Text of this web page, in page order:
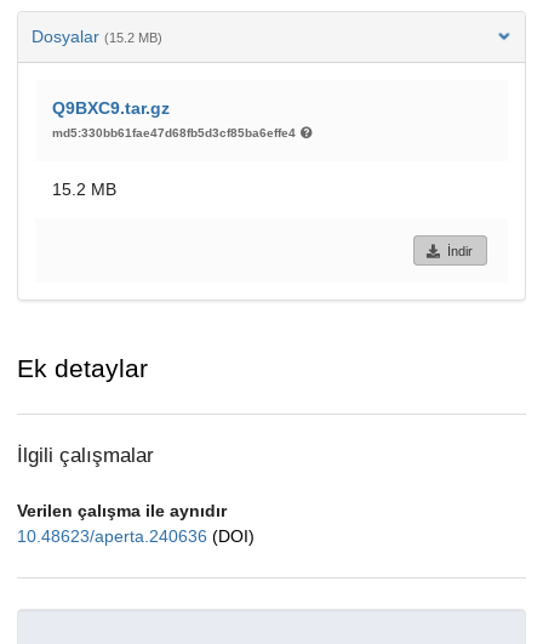
Dosyalar (15.2 MB)
Q9BXC9.tar.gz
md5:330bb61fae47d68fb5d3cf85ba6effe4
15.2 MB
İndir
Ek detaylar
İlgili çalışmalar
Verilen çalışma ile aynıdır
10.48623/aperta.240636 (DOI)